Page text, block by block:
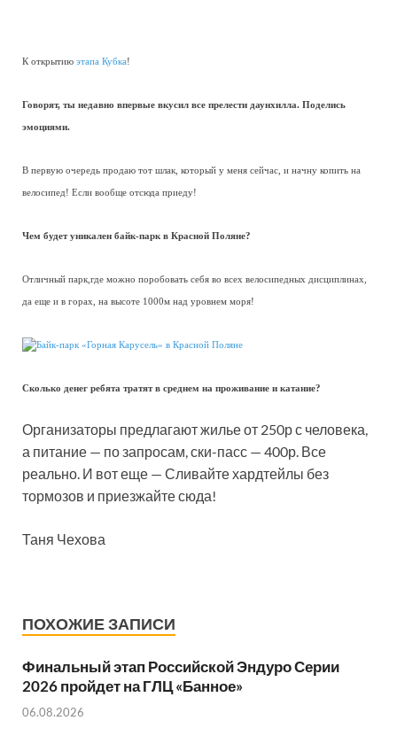
К открытию этапа Кубка!
Говорят, ты недавно впервые вкусил все прелести даунхилла. Поделись
эмоциями.
В первую очередь продаю тот шлак, который у меня сейчас, и начну копить на
велосипед! Если вообще отсюда приеду!
Чем будет уникален байк-парк в Красной Поляне?
Отличный парк,где можно поробовать себя во всех велосипедных дисциплинах,
да еще и в горах, на высоте 1000м над уровнем моря!
Сколько денег ребята тратят в среднем на проживание и катание?
Организаторы предлагают жилье от 250р с человека,
а питание — по запросам, ски-пасс — 400р. Все
реально. И вот еще — Сливайте хардтейлы без
тормозов и приезжайте сюда!
Таня Чехова
ПОХОЖИЕ ЗАПИСИ
Финальный этап Российской Эндуро Серии
2026 пройдет на ГЛЦ «Банное»
06.08.2026